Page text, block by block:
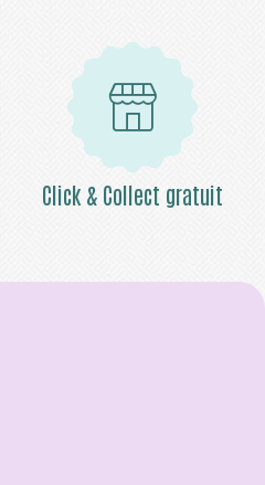
Click & Collect gratuit